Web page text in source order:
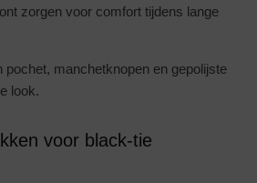
zorgen voor comfort tijdens lange
manchetknopen en gepolijste
look.
voor black-tie